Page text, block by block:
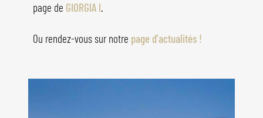
page de GIORGIA I.
Ou rendez-vous sur notre page d'actualités !